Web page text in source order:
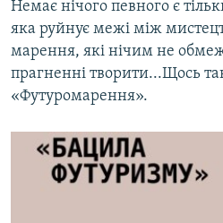
Немає нічого певного є
яка руйнує межі між
марення, які нічим не
прагненні творити...Щось
«Футуромарення».